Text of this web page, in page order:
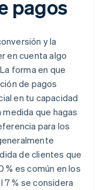
pagos
y la
en cuenta algo
forma en que
de pagos
en tu capacidad
que hagas
para los
de clientes que
% es común en los
7 % se considera